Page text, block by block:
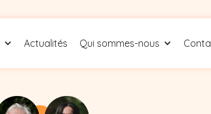
Actualités Qui sommes-nous